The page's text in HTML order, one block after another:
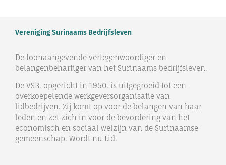
Vereniging Surinaams Bedrijfsleven
De toonaangevende vertegenwoordiger en
belangenbehartiger van het Surinaams bedrijfsleven.
De VSB, opgericht in 1950, is uitgegroeid tot een
overkoepelende werkgeversorganisatie van
lidbedrijven. Zij komt op voor de belangen van haar
leden en zet zich in voor de bevordering van het
economisch en sociaal welzijn van de Surinaamse
gemeenschap. Wordt nu Lid.